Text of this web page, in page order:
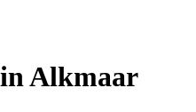
Alkmaar